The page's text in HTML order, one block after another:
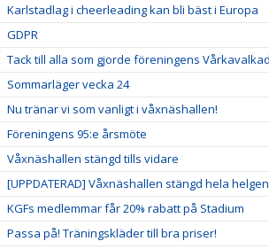
Karlstadlag i cheerleading kan bli bäst i Europa
GDPR
Tack till alla som gjorde föreningens
Sommarläger vecka 24
Nu tränar vi som vanligt i våxnäshallen!
Föreningens 95:e årsmöte
Våxnäshallen stängd tills vidare
[UPPDATERAD] Våxnäshallen stängd hela helgen
KGFs medlemmar får 20% rabatt på Stadium
Passa på! Träningskläder till bra priser!